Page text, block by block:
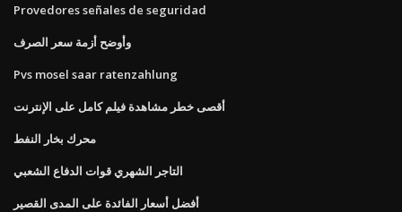
Provedores señales de seguridad
وأوضح أزمة سعر الصرف
Pvs mosel saar ratenzahlung
أقصى خطر مشاهدة فيلم كامل على الإنترنت
محرك بخار النفط
التاجر الشهري قوات الدفاع الشعبي
أفضل أسعار الفائدة على المدى القصير